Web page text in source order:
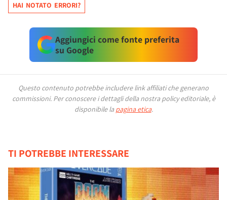
HAI NOTATO ERRORI?
Aggiungici come fonte preferita
su Google
Questo contenuto potrebbe includere link affiliati che generano
commissioni. Per conoscere i dettagli della nostra policy editoriale, è
disponibile la pagina etica.
TI POTREBBE INTERESSARE